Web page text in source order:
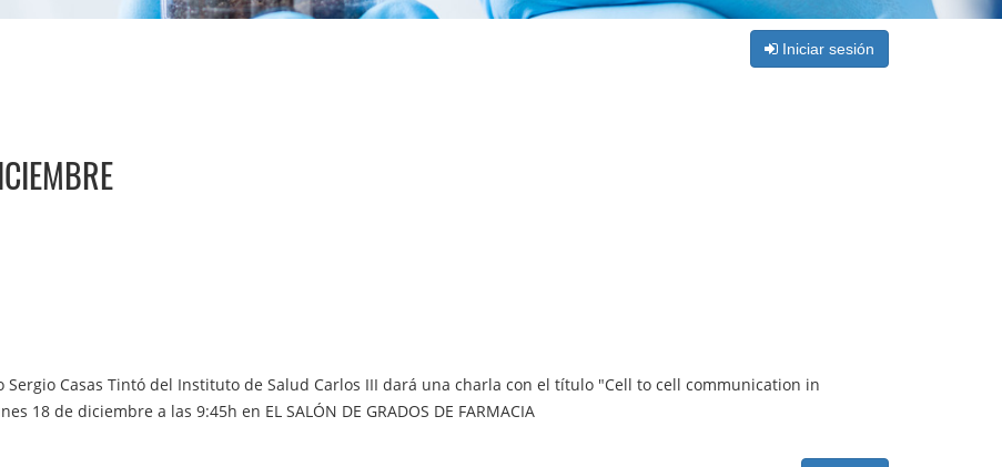
Iniciar sesión
Casas Tintó del Instituto de Salud Carlos III dará una charla con el título "Cell to cell communication in
18 de diciembre a las 9:45h en EL SALÓN DE GRADOS DE FARMACIA